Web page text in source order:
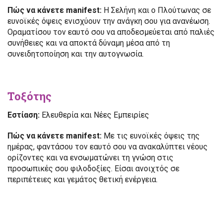
Πώς να κάνετε manifest: Η Σελήνη και ο Πλούτωνας σε
ευνοϊκές όψεις ενισχύουν την ανάγκη σου για ανανέωση.
Οραματίσου τον εαυτό σου να αποδεσμεύεται από παλιές
συνήθειες και να αποκτά δύναμη μέσα από τη
συνειδητοποίηση και την αυτογνωσία.
Τοξότης
Εστίαση: Ελευθερία και Νέες Εμπειρίες
Πώς να κάνετε manifest: Με τις ευνοϊκές όψεις της
ημέρας, φαντάσου τον εαυτό σου να ανακαλύπτει νέους
ορίζοντες και να ενσωματώνει τη γνώση στις
προσωπικές σου φιλοδοξίες. Είσαι ανοιχτός σε
περιπέτειες και γεμάτος θετική ενέργεια.